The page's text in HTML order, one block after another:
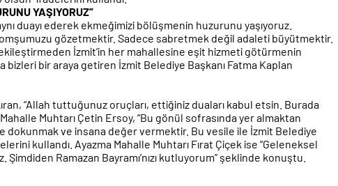
YAŞIYORUZ”
duayı ederek ekmeğimizi bölüşmenin huzurunu yaşıyoruz.
gözetmektir. Sadece sabretmek değil adaleti büyütmektir.
İzmit’in her mahallesine eşit hizmeti götürmenin
bir araya getiren İzmit Belediye Başkanı Fatma Kaplan
“Allah tuttuğunuz oruçları, ettiğiniz duaları kabul etsin. Burada
Muhtarı Çetin Ersoy, “Bu gönül sofrasında yer almaktan
ve insana değer vermektir. Bu vesile ile İzmit Belediye
kullandı. Ayazma Mahalle Muhtarı Fırat Çiçek ise “Geleneksel
Ramazan Bayramı’nızı kutluyorum” şeklinde konuştu.